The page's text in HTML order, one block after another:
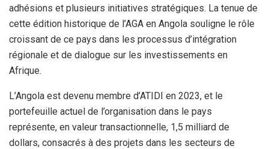
adhésions et plusieurs initiatives stratégiques. La tenue de
cette édition historique de l’AGA en Angola souligne le rôle
croissant de ce pays dans les processus d’intégration
régionale et de dialogue sur les investissements en
Afrique.
L’Angola est devenu membre d’ATIDI en 2023, et le
portefeuille actuel de l’organisation dans le pays
représente, en valeur transactionnelle, 1,5 milliard de
dollars, consacrés à des projets dans les secteurs de